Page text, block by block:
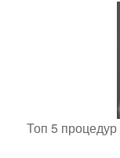
Топ 5